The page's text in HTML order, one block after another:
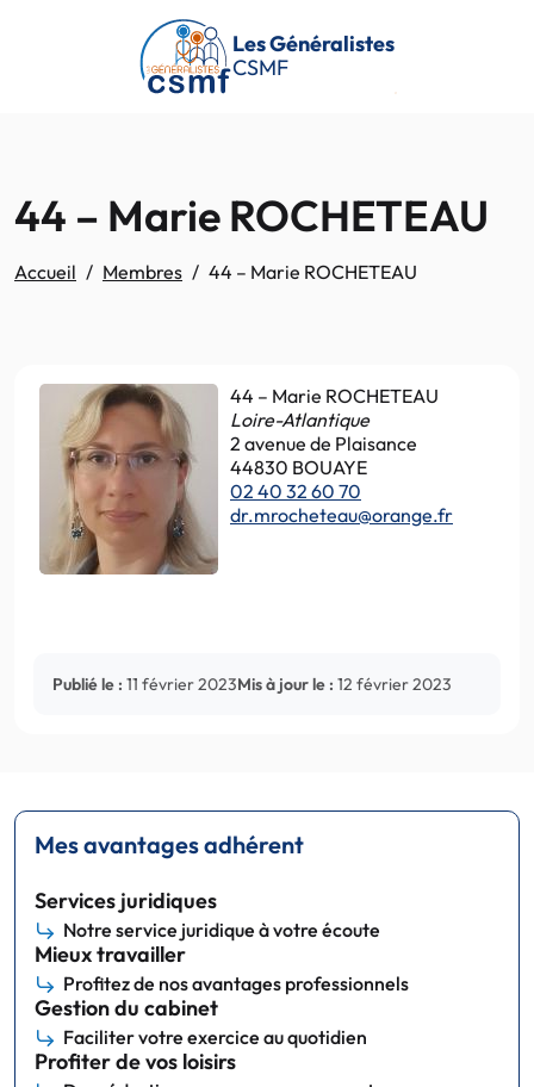
Passer au contenu principal
Les Généralistes
CSMF
44 – Marie ROCHETEAU
Accueil Membres 44 – Marie ROCHETEAU
44 – Marie ROCHETEAU
Loire-Atlantique
2 avenue de Plaisance
44830 BOUAYE
02 40 32 60 70
dr.mrocheteau@orange.fr
Publié le : 11 février 2023Mis à jour le : 12 février 2023
Mes avantages adhérent
Services juridiques
Notre service juridique à votre écoute
Mieux travailler
Profitez de nos avantages professionnels
Gestion du cabinet
Faciliter votre exercice au quotidien
Profiter de vos loisirs